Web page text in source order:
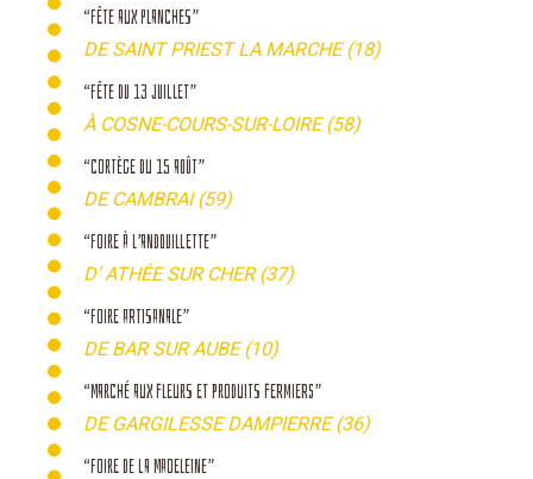
“FÊTE AUX PLANCHES”
DE SAINT PRIEST LA MARCHE (18)
“FÊTE DU 13 JUILLET”
À COSNE-COURS-SUR-LOIRE (58)
“CORTÈGE DU 15 AOÛT”
DE CAMBRAI (59)
“FOIRE À L’ANDOUILLETTE”
D’ ATHÉE SUR CHER (37)
“FOIRE ARTISANALE”
DE BAR SUR AUBE (10)
“MARCHÉ AUX FLEURS ET PRODUITS FERMIERS”
DE GARGILESSE DAMPIERRE (36)
“FOIRE DE LA MADELEINE”